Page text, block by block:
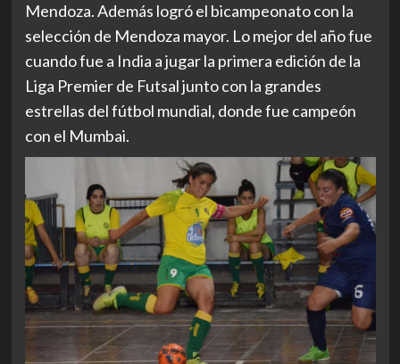
Mendoza. Además logró el bicampeonato con la
selección de Mendoza mayor. Lo mejor del año fue
cuando fue a India a jugar la primera edición de la
Liga Premier de Futsal junto con la grandes
estrellas del fútbol mundial, donde fue campeón
con el Mumbai.